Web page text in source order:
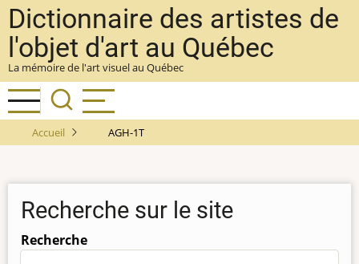
Aller
au
contenu
principal
Dictionnaire des artistes de
l'objet d'art au Québec
La mémoire de l'art visuel au Québec
Accueil AGH-1T
Recherche sur le site
Recherche